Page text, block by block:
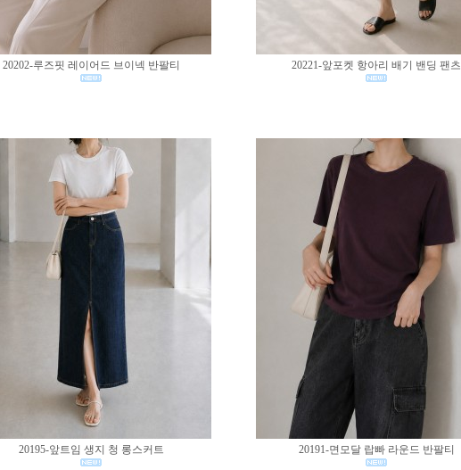
20202-루즈핏 레이어드 브이넥 반팔티 20221-앞포켓 항아리 배기 밴딩 팬츠
20195-앞트임 생지 청 롱스커트 20191-면모달 랍빠 라운드 반팔티